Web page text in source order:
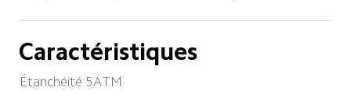
Caractéristiques
Étanchéité 5ATM